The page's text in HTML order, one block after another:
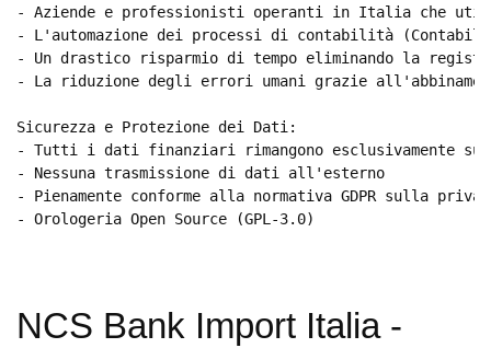
- Aziende e professionisti operanti in Italia che
- L'automazione dei processi di contabilità
- Un drastico risparmio di tempo eliminando la
- La riduzione degli errori umani grazie
Sicurezza e Protezione dei Dati:
- Tutti i dati finanziari rimangono esclusivamente
- Nessuna trasmissione di dati all'esterno
- Pienamente conforme alla normativa GDPR sulla
- Orologeria Open Source (GPL-3.0)
NCS Bank Import Italia -